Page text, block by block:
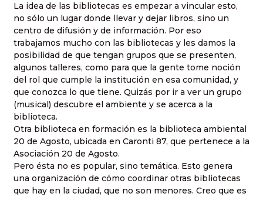
La idea de las bibliotecas es empezar a vincular esto,
no sólo un lugar donde llevar y dejar libros, sino un
centro de difusión y de información. Por eso
trabajamos mucho con las bibliotecas y les damos la
posibilidad de que tengan grupos que se presenten,
algunos talleres, como para que la gente tome noción
del rol que cumple la institución en esa comunidad, y
que conozca lo que tiene. Quizás por ir a ver un grupo
(musical) descubre el ambiente y se acerca a la
biblioteca.
Otra biblioteca en formación es la biblioteca ambiental
20 de Agosto, ubicada en Caronti 87, que pertenece a la
Asociación 20 de Agosto.
Pero ésta no es popular, sino temática. Esto genera
una organización de cómo coordinar otras bibliotecas
que hay en la ciudad, que no son menores. Creo que es